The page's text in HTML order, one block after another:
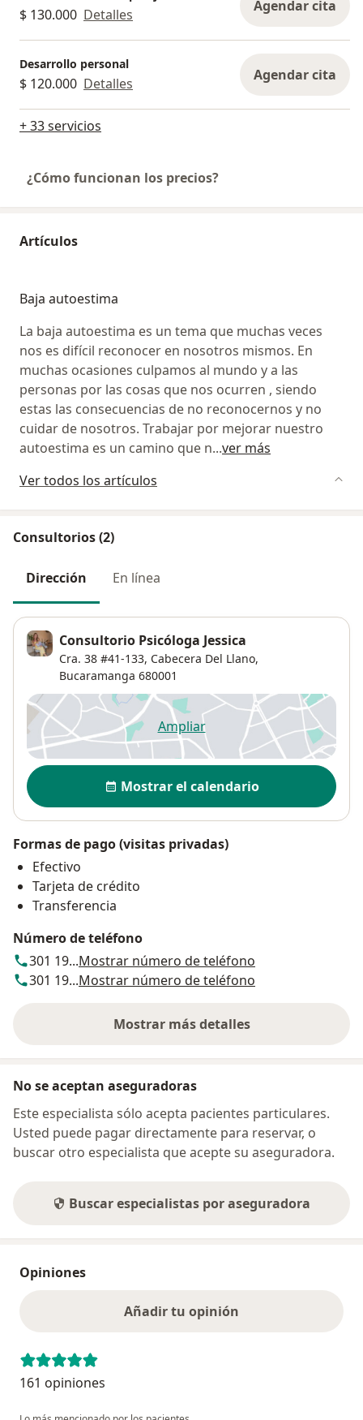
$ 130.000 Detalles Agendar cita
Desarrollo personal
$ 120.000 Detalles Agendar cita
+ 33 servicios
¿Cómo funcionan los precios?
Artículos
Baja autoestima
La baja autoestima es un tema que muchas veces
nos es difícil reconocer en nosotros mismos. En
muchas ocasiones culpamos al mundo y a las
personas por las cosas que nos ocurren , siendo
estas las consecuencias de no reconocernos y no
cuidar de nosotros. Trabajar por mejorar nuestro
autoestima es un camino que n...ver más
Ver todos los artículos
Consultorios (2)
Dirección En línea
Consultorio Psicóloga Jessica
Cra. 38 #41-133, Cabecera Del Llano,
Bucaramanga 680001
Ampliarse abre en una nueva
Disponibilidad
Mostrar el calendario
Formas de pago (visitas privadas)
Efectivo
Tarjeta de crédito
Transferencia
Número de teléfono
301 19...Mostrar número de teléfono
301 19...Mostrar número de teléfono
Mostrar más detalles
sobre la dirección
No se aceptan aseguradoras
Este especialista sólo acepta pacientes particulares.
Usted puede pagar directamente para reservar, o
buscar otro especialista que acepte su aseguradora.
Buscar especialistas por aseguradora
Opiniones
Añadir tu opinión
161 opiniones